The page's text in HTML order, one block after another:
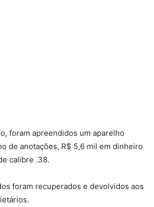
foram apreendidos um aparelho
de anotações, R$ 5,6 mil em dinheiro
calibre .38.
foram recuperados e devolvidos aos